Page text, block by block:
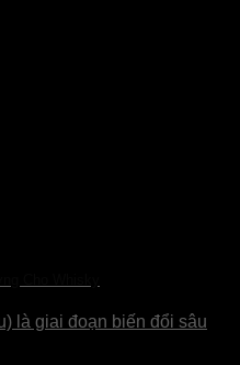
là giai đoạn biến đổi sâu